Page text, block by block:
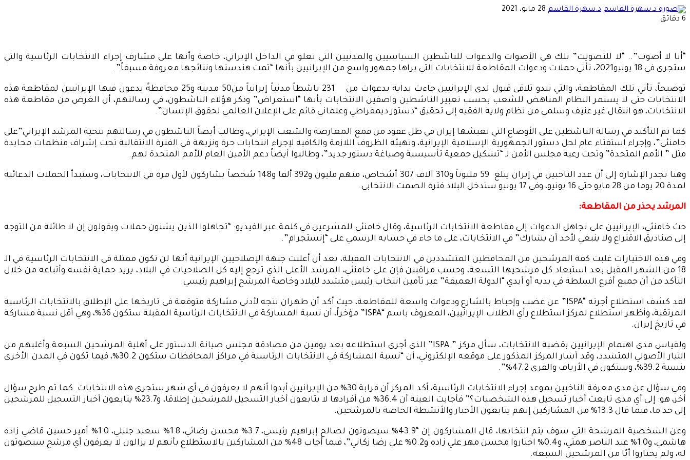
د.سهرة القاسم أرسل
28 مايو، 2021
6 دقائق
“أنا لا أصوت”.. “لا للتصويت” تلك هي الأصوات والدعوات للناشطين السياسيين والمدنيين التي تعلو في الداخل الإيراني، خاصة وأنها على مشارف إجراء الانتخابات الرئاسية والتي
ستجرى في 18 يونيو2021، تأتي حملات ودعوات المقاطعة للانتخابات التي يراها جمهور واسع من الإيرانيين بأنها “تمت هندستها ونتائجها معروفة مسبقاً”.
توضيحاً، تأتي تلك المقاطعة، والتي تبدو تلاقى قبول لدى الإيرانيين جاءت بداية بدعوات من 231 ناشطاً مدنياً إيرانياً من50 مدينة و25 محافظةً يدعون فيها الإيرانيين لمقاطعة هذه
الانتخابات حتى لا يستمر النظام المناهض للشعب بحسب تعبير الناشطين واصفين الانتخابات بأنها “استعراض” وذكر هؤلاء الناشطون، في رسالتهم، أن الغرض من مقاطعة هذه
الانتخابات، هو انتقال غير عنيف وسلمي من نظام ولاية الفقيه إلى تحقيق “دستور ديمقراطي وعلماني قائم على الإعلان العالمي لحقوق الإنسان”.
كما تم التأكيد في رسالة الناشطين على الأوضاع التي تعيشها إيران في ظل عقود من قمع المعارضة والشعب الإيراني، وطالب أيضاً الناشطون في رسالتهم تنحية المرشد الإيراني”على
خامنئي”، وإجراء استفتاء عام لحل دستور الجمهورية الإسلامية الإيرانية، وتهيئة الظروف اللازمة والكافية لإجراء انتخابات حرة ونزيهة في الفترة الانتقالية تحت إشراف منظمات محايدة
مثل ” الأمم المتحدة” وتحت رعية مجلس الأمن لـ “تشكيل جمعية تأسيسية وصياغة دستور جديد”، وطالبوا أيضاً دعم الأمين العام للأمم المتحدة لهم.
وهنا تجدر الإشارة إلى أن عدد الناخبين في إيران يبلغ 59 مليوناً و310 آلاف 307 أشخاص، منهم مليون و392 ألفا و148 شخصاً يشاركون لأول مرة في الانتخابات، وستبدأ الحملات الدعائية
لمدة 20 يوما من 28 مايو حتى 16 يونيو، وفي 17 يونيو ستدخل البلاد فترة الصمت الانتخابي.
المرشد يحذر من المقاطعة:
حث خامنئي، الإيرانيين على تجاهل الدعوات إلى مقاطعة الانتخابات الرئاسية، وقال خامنئي للمشرعين في كلمة عبر الفيديو: “تجاهلوا الذين يشنون حملات ويقولون إن لا طائلة من التوجه
إلى صناديق الاقتراع ولا ينبغي لأحد أن يشارك” في الانتخابات، على ما جاء في حسابه الرسمي على “إنستجرام”.
وفي هذه الاختيارات غلبت كفة المرشحين من المحافظين المتشددين في الانتخابات المقبلة، بعد أن أعلنت جبهة الإصلاحيين الإيرانية أنها لن تكون ممثلة في الانتخابات الرئاسية في الـ
18 من الشهر المقبل بعد استبعاد كل مرشحيها التسعة، وحسب مراقبين فإن علي خامنئي، المرشد الأعلى الذي ترجع إليه كل الصلاحيات في البلاد، يريد حماية نفسه وأتباعه من خلال
التأكد من أن جميع أفرع السلطة في يديه أو أيدي “الدولة العميقة” عبر تأمين انتخاب رئيس متشدد للبلاد وخاصة المرشح إبراهيم رئيسي.
لقد كشف استطلاع أجرته “ISPA” عن غضب وإحباط بالشارع ودعوات واسعة للمقاطعة، حيث أكد أن طهران تتجه لأدنى مشاركة متوقعة في تاريخها على الإطلاق بالانتخابات الرئاسية
المرتقبة، وأظهر استطلاع لمركز استطلاع رأي الطلاب الإيرانيين، المعروف باسم “ISPA” مؤخراً، أن نسبة المشاركة في الانتخابات الرئاسية المقبلة ستكون 36%، وهي أقل نسبة مشاركة
في تاريخ إيران.
ولقياس مدى اهتمام الإيرانيين بقضية الانتخابات، سأل مركز ” ISPA” الذي أجرى استطلاعه بعد يومين من مصادقة مجلس صيانة الدستور على أهلية المرشحين السبعة وأغلبهم من
التيار الأصولي المتشدد، وقد أشار المركز المذكور على موقعه الإلكتروني، أن “نسبة المشاركة في الانتخابات الرئاسية في مراكز المحافظات ستكون 30.2%، فيما تكون في المدن الأخرى
بنسبة 39.2%، وستكون في الأرياف والقرى 47.2%”.
وفي سؤال عن مدى معرفة الناخبين بموعد إجراء الانتخابات الرئاسية، أكد المركز أن قرابة 30% من الإيرانيين أبدوا أنهم لا يعرفون في أي شهر ستجرى هذه الانتخابات. كما تم طرح سؤال
أخر، هو: إلى أي مدى تابعت أخبار تسجيل هذه الشخصيات؟” فأجابت العينة أن 36.4% من أفرادها لا يتابعون أخبار التسجيل للمرشحين إطلاقا، و23.7% يتابعون أخبار التسجيل للمرشحين
إلى حد ما، فيما قال 13.3% من المشاركين إنهم يتابعون الأخبار والأنشطة الخاصة بالمرشحين.
وعن الشخصية المرشحة التي سوف يتم انتخابها، قال المشاركون إن “43.9% سيصوتون لصالح إبراهيم رئيسي، 3.7% محسن رضائي، 1.8% سعيد جليلي، 1.0% أمير حسين قاضي زاده
هاشمي، و1.0% عبد الناصر همتي، و0.4% اختاروا محسن مهر علي زاده و0.2% علي رضا زكاني”، فيما أجاب 48% من المشاركين بالاستطلاع بأنهم لا يزالون لا يعرفون أي مرشح سيصوتون
له، ولم يختاروا أيًا من المرشحين السبعة.